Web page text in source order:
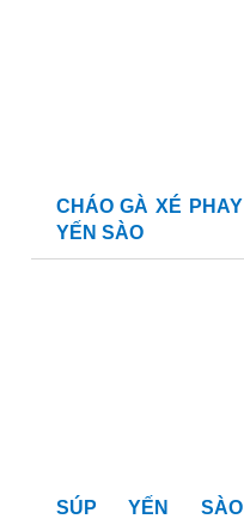
CHÁO GÀ XÉ PHAY
YẾN SÀO
SÚP YẾN SÀO